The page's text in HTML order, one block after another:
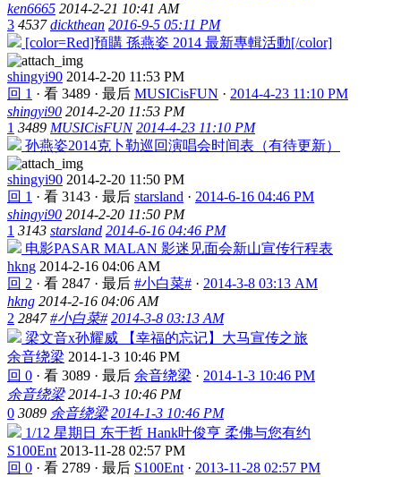
ken6665 2014-2-21 10:41 AM
3 4537 dickthean 2016-9-5 05:11 PM
[color=Red]預購 孫燕姿 2014 最新專輯活動[/color]
shingyi90 2014-2-20 11:53 PM
回 1 · 看 3489 · 最后 MUSICisFUN · 2014-4-23 11:10 PM
shingyi90 2014-2-20 11:53 PM
1 3489 MUSICisFUN 2014-4-23 11:10 PM
孙燕姿2014克卜勒巡回演唱会时间表（有待更新）
shingyi90 2014-2-20 11:50 PM
回 1 · 看 3143 · 最后 starsland · 2014-6-16 04:46 PM
shingyi90 2014-2-20 11:50 PM
1 3143 starsland 2014-6-16 04:46 PM
电影PASAR MALAN 影迷见面会新山宣传行程表
hkng 2014-2-16 04:06 AM
回 2 · 看 2847 · 最后 #小白菜# · 2014-3-8 03:13 AM
hkng 2014-2-16 04:06 AM
2 2847 #小白菜# 2014-3-8 03:13 AM
梁文音x孙耀威 【幸福的忘记】大马宣传之旅
余音绕梁 2014-1-3 10:46 PM
回 0 · 看 3089 · 最后 余音绕梁 · 2014-1-3 10:46 PM
余音绕梁 2014-1-3 10:46 PM
0 3089 余音绕梁 2014-1-3 10:46 PM
1/12 星期日 东于哲 Hank叶俊亨 柔佛与您有约
S100Ent 2013-11-28 02:57 PM
回 0 · 看 2789 · 最后 S100Ent · 2013-11-28 02:57 PM